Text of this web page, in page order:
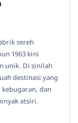
sereh
1963 kini
unik. Di sinilah
destinasi yang
dan
atsiri.